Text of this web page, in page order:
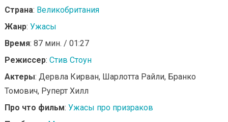
Страна: Великобритания
Жанр: Ужасы
Время: 87 мин. / 01:27
Режиссер: Стив Стоун
Актеры: Дервла Кирван, Шарлотта Райли, Бранко
Томович, Руперт Хилл
Про что фильм: Ужасы про призраков